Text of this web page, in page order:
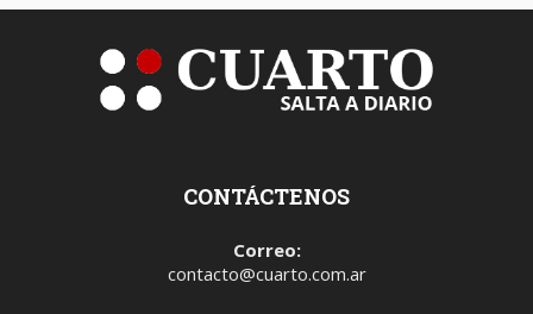
CONTÁCTENOS
Correo:
contacto@cuarto.com.ar